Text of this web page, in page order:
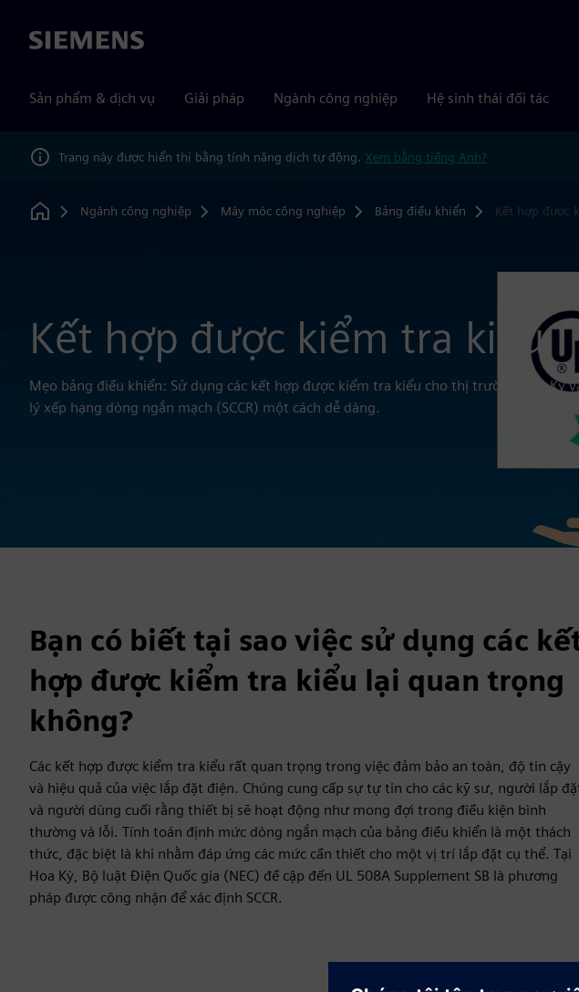
Siemens
Sản phẩm & dịch vụ Giải pháp Ngành công nghiệp Hệ sinh thái đối tác
Trang này được hiển thị bằng tính năng dịch tự động. Xem bằng tiếng Anh?
Home
Ngành công nghiệp Máy móc công nghiệp Bảng điều khiển Kết hợp được
Kết hợp được kiểm tra kiểu
Mẹo bảng điều khiển: Sử dụng các kết hợp được kiểm tra kiểu cho thị trường Hoa Kỳ
lý xếp hạng dòng ngắn mạch (SCCR) một cách dễ dàng.
Bạn có biết tại sao việc sử dụng các
hợp được kiểm tra kiểu lại quan trọng
không?
Các kết hợp được kiểm tra kiểu rất quan trọng trong việc đảm bảo an toàn, độ tin cậy
và hiệu quả của việc lắp đặt điện. Chúng cung cấp sự tự tin cho các kỹ sư, người lắp
và người dùng cuối rằng thiết bị sẽ hoạt động như mong đợi trong điều kiện bình
thường và lỗi. Tính toán định mức dòng ngắn mạch của bảng điều khiển là một thách
thức, đặc biệt là khi nhằm đáp ứng các mức cần thiết cho một vị trí lắp đặt cụ thể. Tại
Hoa Kỳ, Bộ luật Điện Quốc gia (NEC) đề cập đến UL 508A Supplement SB là phương
pháp được công nhận để xác định SCCR.